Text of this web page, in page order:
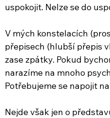
uspokojit. Nelze se do
V mých konstelacích
přepisech (hlubší přepis
zase zpátky. Pokud
narazíme na mnoho
Potřebujeme se napojit
Nejde však jen o